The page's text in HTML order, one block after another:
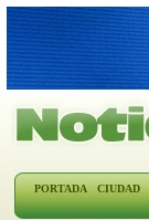
PORTADA CIUDAD